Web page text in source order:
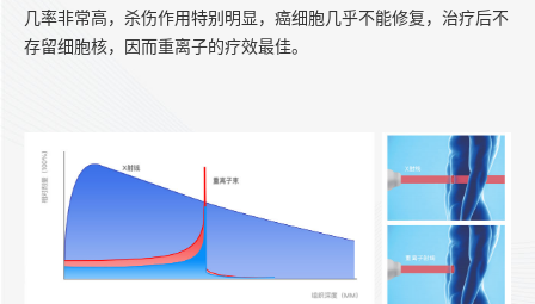
几率非常高，杀伤作用特别明显，癌细胞几乎不能修复，治疗后不
存留细胞核，因而重离子的疗效最佳。